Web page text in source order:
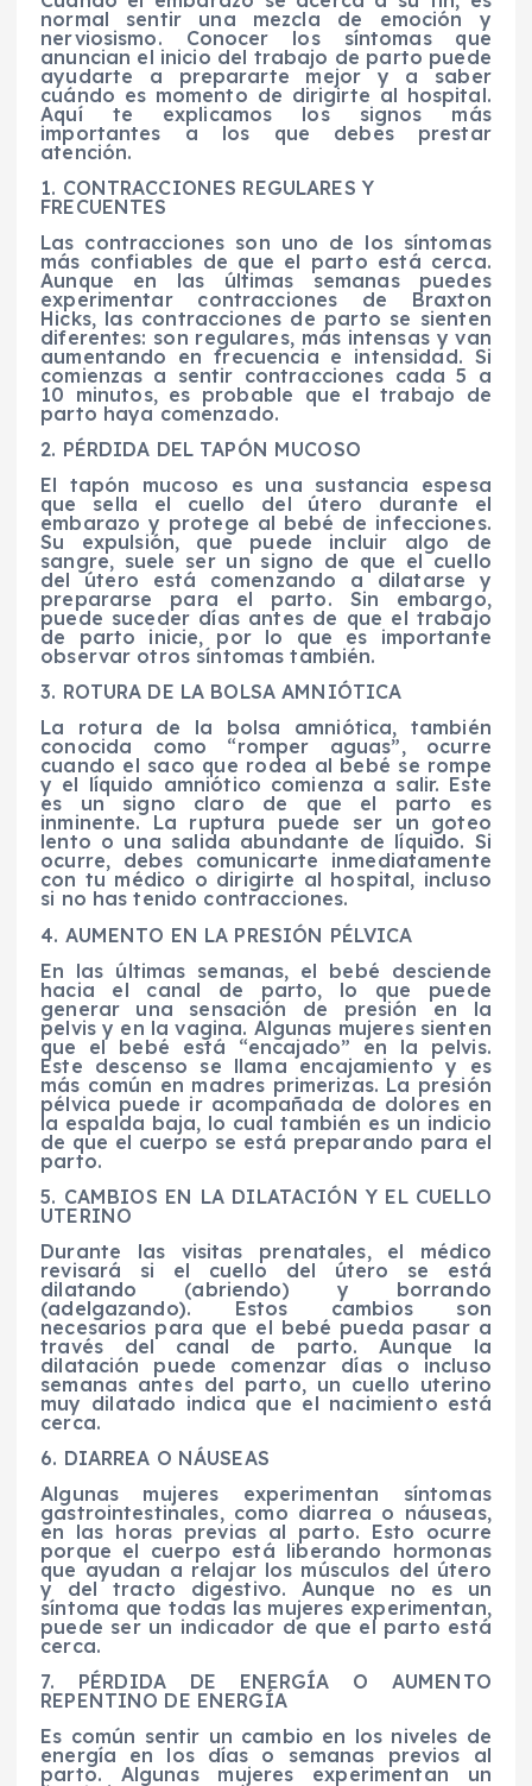
normal sentir una mezcla de emoción y
nerviosismo. Conocer los síntomas que
anuncian el inicio del trabajo de parto puede
ayudarte a prepararte mejor y a saber
cuándo es momento de dirigirte al hospital.
Aquí te explicamos los signos más
importantes a los que debes prestar
atención.
1. CONTRACCIONES REGULARES Y
FRECUENTES
Las contracciones son uno de los síntomas
más confiables de que el parto está cerca.
Aunque en las últimas semanas puedes
experimentar contracciones de Braxton
Hicks, las contracciones de parto se sienten
diferentes: son regulares, más intensas y van
aumentando en frecuencia e intensidad. Si
comienzas a sentir contracciones cada 5 a
10 minutos, es probable que el trabajo de
parto haya comenzado.
2. PÉRDIDA DEL TAPÓN MUCOSO
El tapón mucoso es una sustancia espesa
que sella el cuello del útero durante el
embarazo y protege al bebé de infecciones.
Su expulsión, que puede incluir algo de
sangre, suele ser un signo de que el cuello
del útero está comenzando a dilatarse y
prepararse para el parto. Sin embargo,
puede suceder días antes de que el trabajo
de parto inicie, por lo que es importante
observar otros síntomas también.
3. ROTURA DE LA BOLSA AMNIÓTICA
La rotura de la bolsa amniótica, también
conocida como “romper aguas”, ocurre
cuando el saco que rodea al bebé se rompe
y el líquido amniótico comienza a salir. Este
es un signo claro de que el parto es
inminente. La ruptura puede ser un goteo
lento o una salida abundante de líquido. Si
ocurre, debes comunicarte inmediatamente
con tu médico o dirigirte al hospital, incluso
si no has tenido contracciones.
4. AUMENTO EN LA PRESIÓN PÉLVICA
En las últimas semanas, el bebé desciende
hacia el canal de parto, lo que puede
generar una sensación de presión en la
pelvis y en la vagina. Algunas mujeres sienten
que el bebé está “encajado” en la pelvis.
Este descenso se llama encajamiento y es
más común en madres primerizas. La presión
pélvica puede ir acompañada de dolores en
la espalda baja, lo cual también es un indicio
de que el cuerpo se está preparando para el
parto.
5. CAMBIOS EN LA DILATACIÓN Y EL CUELLO
UTERINO
Durante las visitas prenatales, el médico
revisará si el cuello del útero se está
dilatando (abriendo) y borrando
(adelgazando). Estos cambios son
necesarios para que el bebé pueda pasar a
través del canal de parto. Aunque la
dilatación puede comenzar días o incluso
semanas antes del parto, un cuello uterino
muy dilatado indica que el nacimiento está
cerca.
6. DIARREA O NÁUSEAS
Algunas mujeres experimentan síntomas
gastrointestinales, como diarrea o náuseas,
en las horas previas al parto. Esto ocurre
porque el cuerpo está liberando hormonas
que ayudan a relajar los músculos del útero
y del tracto digestivo. Aunque no es un
síntoma que todas las mujeres experimentan,
puede ser un indicador de que el parto está
cerca.
7. PÉRDIDA DE ENERGÍA O AUMENTO
REPENTINO DE ENERGÍA
Es común sentir un cambio en los niveles de
energía en los días o semanas previos al
parto. Algunas mujeres experimentan un